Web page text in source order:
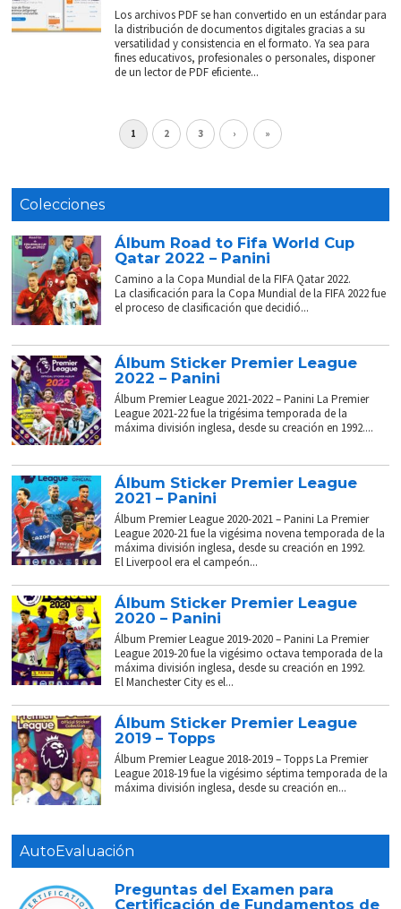
Los archivos PDF se han convertido en un estándar para
la distribución de documentos digitales gracias a su
versatilidad y consistencia en el formato. Ya sea para
fines educativos, profesionales o personales, disponer
de un lector de PDF eficiente...
1 2 3 › »
Colecciones
Álbum Road to Fifa World Cup
Qatar 2022 – Panini
Camino a la Copa Mundial de la FIFA Qatar 2022.
La clasificación para la Copa Mundial de la FIFA 2022 fue
el proceso de clasificación que decidió...
Álbum Sticker Premier League
2022 – Panini
Álbum Premier League 2021-2022 – Panini La Premier
League 2021-22 fue la trigésima temporada de la
máxima división inglesa, desde su creación en 1992....
Álbum Sticker Premier League
2021 – Panini
Álbum Premier League 2020-2021 – Panini La Premier
League 2020-21 fue la vigésima novena temporada de la
máxima división inglesa, desde su creación en 1992.
El Liverpool era el campeón...
Álbum Sticker Premier League
2020 – Panini
Álbum Premier League 2019-2020 – Panini La Premier
League 2019-20 fue la vigésimo octava temporada de la
máxima división inglesa, desde su creación en 1992.
El Manchester City es el...
Álbum Sticker Premier League
2019 – Topps
Álbum Premier League 2018-2019 – Topps La Premier
League 2018-19 fue la vigésimo séptima temporada de la
máxima división inglesa, desde su creación en...
AutoEvaluación
Preguntas del Examen para
Certificación de Fundamentos de